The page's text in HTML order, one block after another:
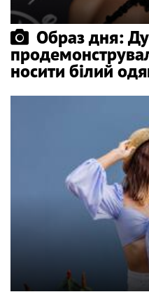
Образ дня:
носити білий